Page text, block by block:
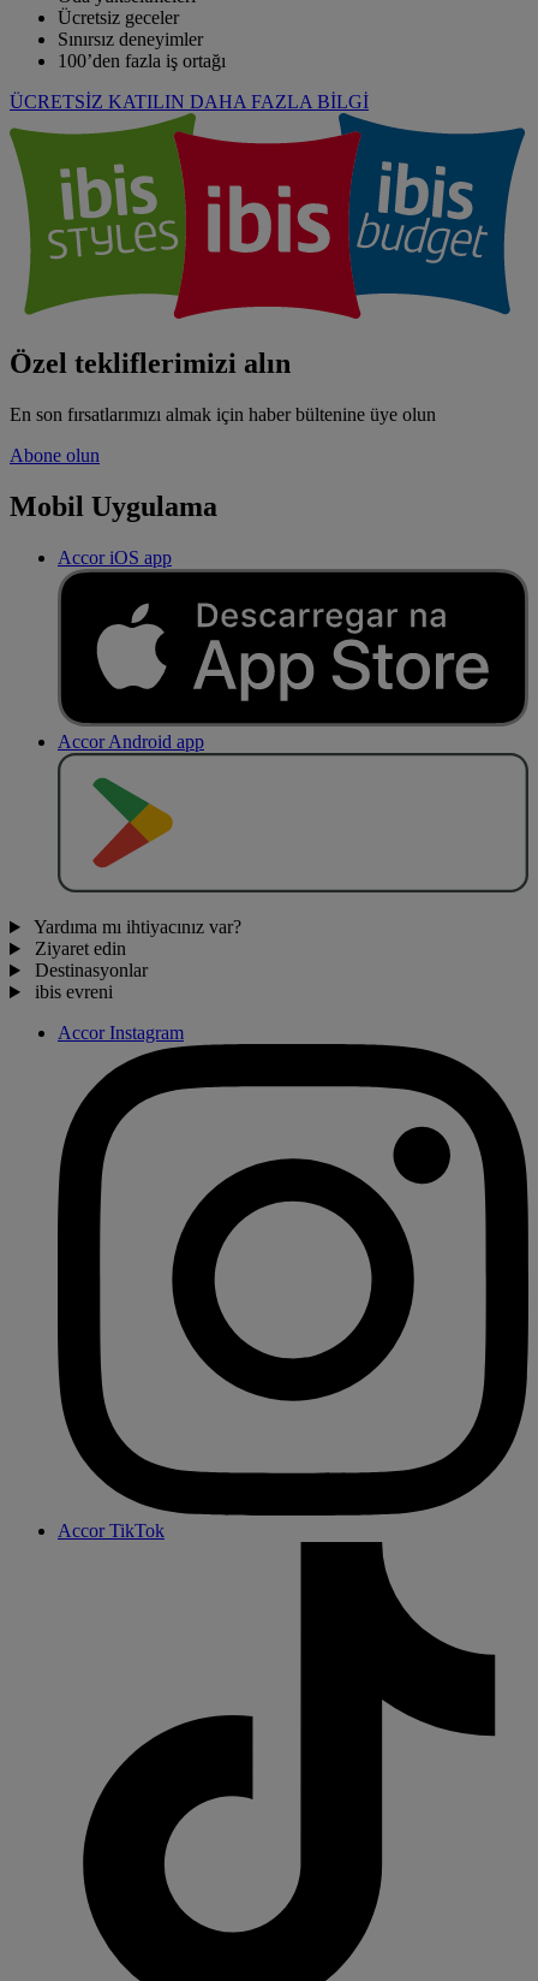
Ücretsiz geceler
Sınırsız deneyimler
100’den fazla iş ortağı
ÜCRETSİZ KATILIN DAHA FAZLA BİLGİ
Özel tekliflerimizi alın
En son fırsatlarımızı almak için haber bültenine üye olun
Abone olun
Mobil Uygulama
Accor iOS app
Accor Android app
Yardıma mı ihtiyacınız var?
Ziyaret edin
Destinasyonlar
ibis evreni
Accor Instagram
Accor TikTok